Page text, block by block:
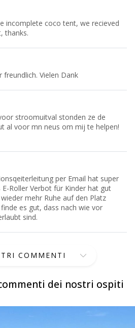
dei nostri ospiti
incomplete coco tent, we recieved
thanks.
freundlich. Vielen Dank
stroomuitval stonden ze de
al voor mn neus om mij te helpen!
per Email hat super
E-Roller Verbot für Kinder hat gut
mehr Ruhe auf den Platz
es gut, dass nach wie vor
sind.
COMMENTI